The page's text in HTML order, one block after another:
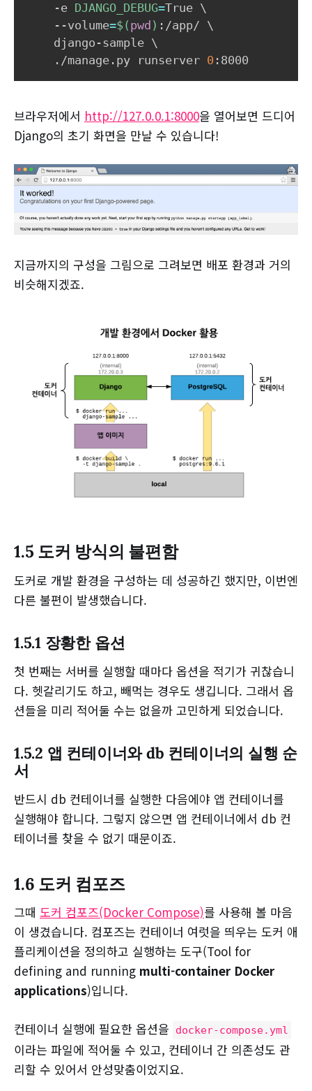
    -e
DJANGO_DEBUG=True \
    --volume
=$( pwd ) :/app/ \
    django-sample
\
    ./manage.py runserver
0
브라우저에서 http://127.0.0.1:8000을 열어보면 드디어
Django의 초기 화면을 만날 수 있습니다!
지금까지의 구성을 그림으로 그려보면 배포 환경과 거의
비슷해지겠죠.
1.5 도커 방식의 불편함
도커로 개발 환경을 구성하는 데 성공하긴 했지만, 이번엔
다른 불편이 발생했습니다.
1.5.1 장황한 옵션
첫 번째는 서버를 실행할 때마다 옵션을 적기가 귀찮습니
다. 헷갈리기도 하고, 빼먹는 경우도 생깁니다. 그래서 옵
션들을 미리 적어둘 수는 없을까 고민하게 되었습니다.
1.5.2 앱 컨테이너와 db 컨테이너의 실행 순
서
반드시 db 컨테이너를 실행한 다음에야 앱 컨테이너를
실행해야 합니다. 그렇지 않으면 앱 컨테이너에서 db 컨
테이너를 찾을 수 없기 때문이죠.
1.6 도커 컴포즈
그때 도커 컴포즈(Docker Compose)를 사용해 볼 마음
이 생겼습니다. 컴포즈는 컨테이너 여럿을 띄우는 도커 애
플리케이션을 정의하고 실행하는 도구(Tool for
defining and running multi-container Docker
applications)입니다.
컨테이너 실행에 필요한 옵션을 docker-compose.yml
이라는 파일에 적어둘 수 있고, 컨테이너 간 의존성도 관
리할 수 있어서 안성맞춤이었지요.